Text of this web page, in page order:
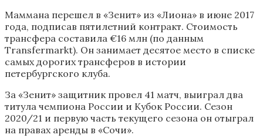
Маммана перешел в «Зенит» из «Лиона» в июне 2017
года, подписав пятилетний контракт. Стоимость
трансфера составила €16 млн (по данным
Transfermarkt). Он занимает десятое место в списке
самых дорогих трансферов в истории
петербургского клуба.
За «Зенит» защитник провел 41 матч, выиграл два
титула чемпиона России и Кубок России. Сезон
2020/21 и первую часть текущего сезона он отыграл
на правах аренды в «Сочи».